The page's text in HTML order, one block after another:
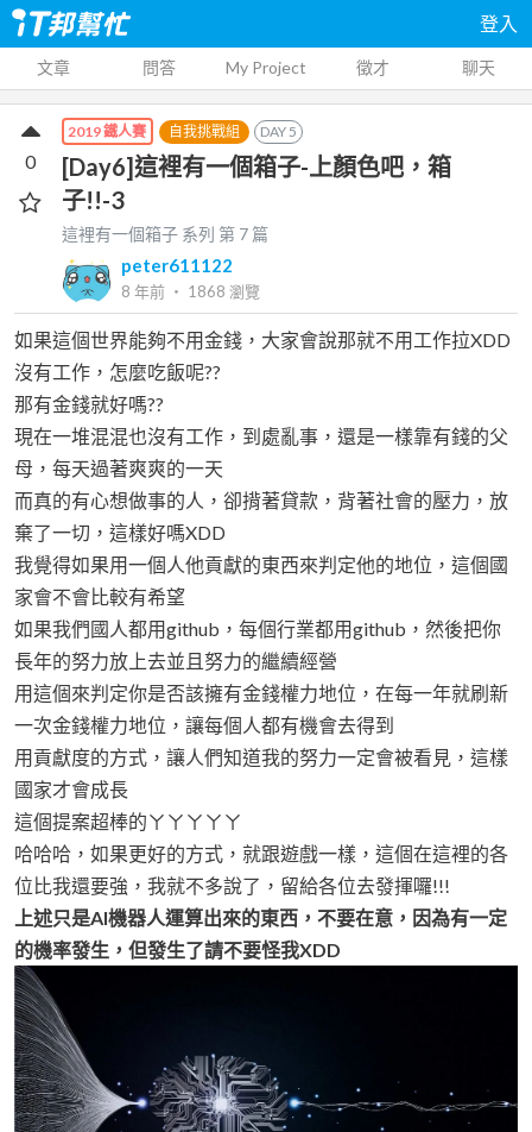
登入
文章 問答 My Project 徵才 聊天
2019 鐵人賽 自我挑戰組 DAY5
[Day6]這裡有一個箱子-上顏色吧，箱
子!!-3
這裡有一個箱子 系列 第 7 篇
peter611122
8 年前 ‧ 1868 瀏覽
0
如果這個世界能夠不用金錢，大家會說那就不用工作拉XDD
沒有工作，怎麼吃飯呢??
那有金錢就好嗎??
現在一堆混混也沒有工作，到處亂事，還是一樣靠有錢的父
母，每天過著爽爽的一天
而真的有心想做事的人，卻揹著貸款，背著社會的壓力，放
棄了一切，這樣好嗎XDD
我覺得如果用一個人他貢獻的東西來判定他的地位，這個國
家會不會比較有希望
如果我們國人都用github，每個行業都用github，然後把你
長年的努力放上去並且努力的繼續經營
用這個來判定你是否該擁有金錢權力地位，在每一年就刷新
一次金錢權力地位，讓每個人都有機會去得到
用貢獻度的方式，讓人們知道我的努力一定會被看見，這樣
國家才會成長
這個提案超棒的ㄚㄚㄚㄚㄚ
哈哈哈，如果更好的方式，就跟遊戲一樣，這個在這裡的各
位比我還要強，我就不多說了，留給各位去發揮囉!!!
上述只是AI機器人運算出來的東西，不要在意，因為有一定
的機率發生，但發生了請不要怪我XDD